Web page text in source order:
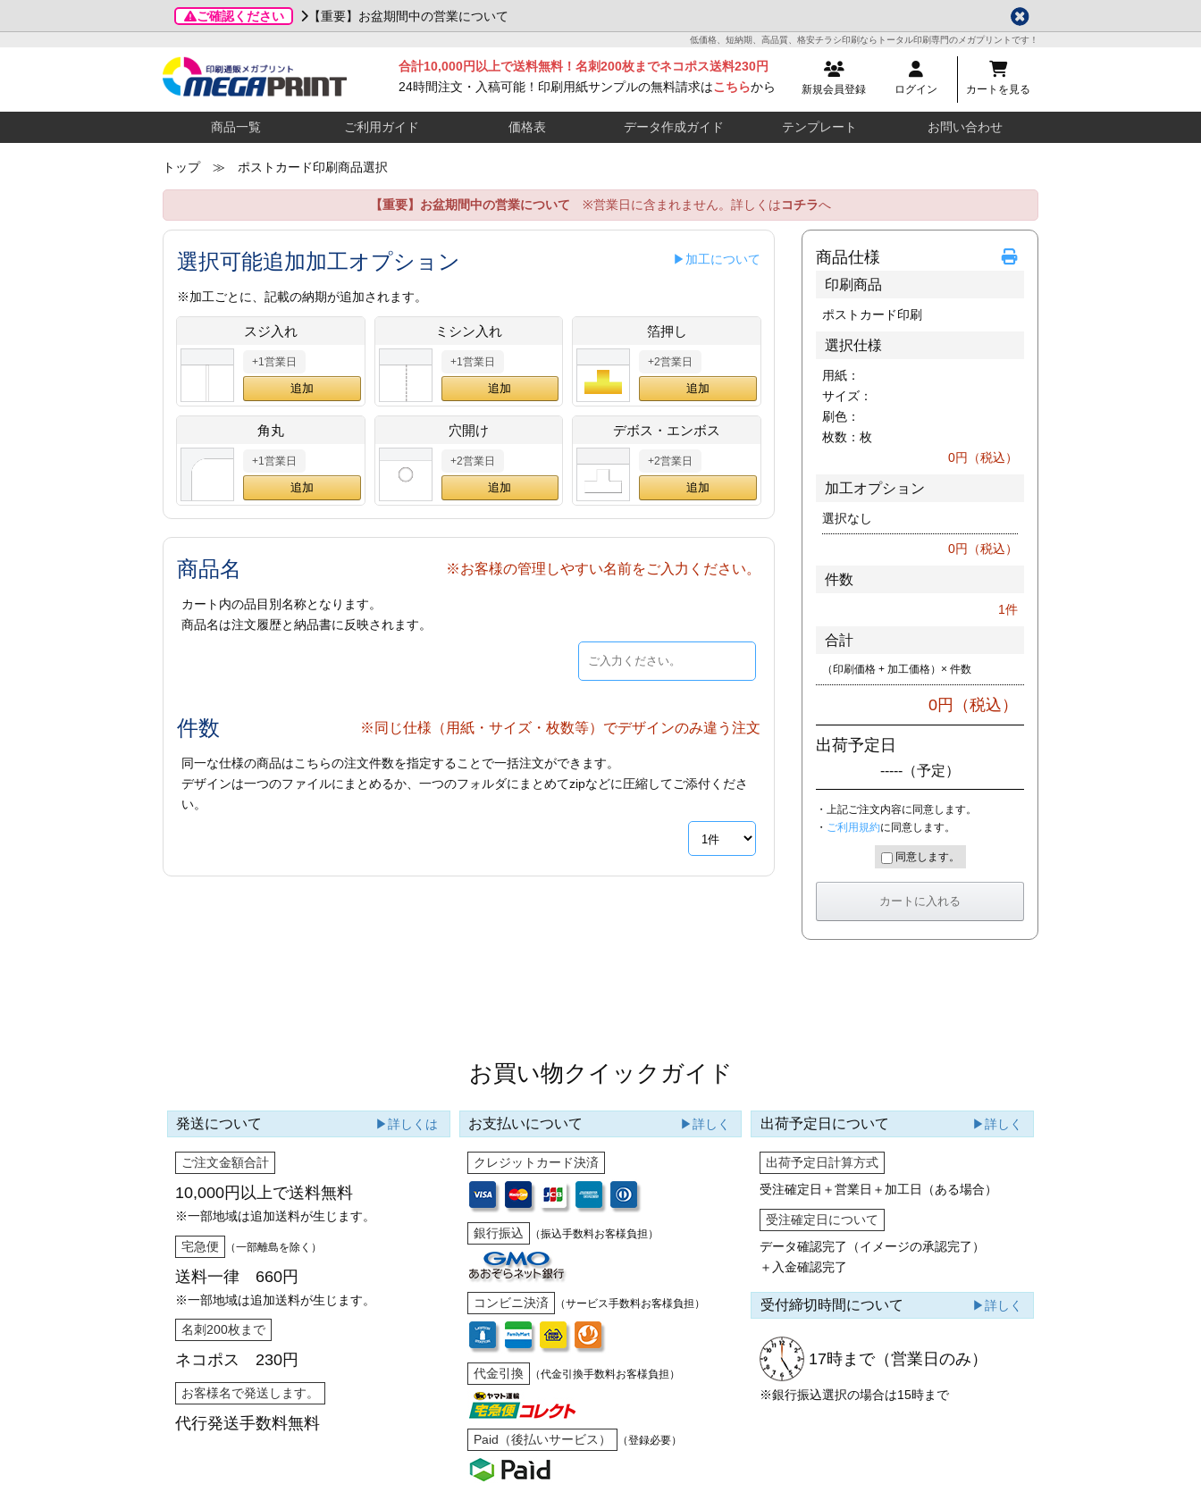
ご確認ください 【重要】お盆期間中の営業について
低価格、短納期、高品質、格安チラシ印刷ならトータル印刷専門のメガプリントです！
新規会員登録 ログイン カートを見る
合計10,000円以上で送料無料！名刺200枚までネコポス送料230円
24時間注文・入稿可能！印刷用紙サンプルの無料請求はこちらから
商品一覧 ご利用ガイド 価格表 データ作成ガイド テンプレート お問い合わせ
トップ≫ ポストカード印刷商品選択
【重要】お盆期間中の営業について ※営業日に含まれません。詳しくはコチラへ
選択可能追加加工オプション ▶加工について
※加工ごとに、記載の納期が追加されます。
スジ入れ
+1営業日
ミシン入れ
+1営業日
箔押し
+2営業日
角丸
+1営業日
穴開け
+2営業日
デボス・エンボス
+2営業日
商品名 ※お客様の管理しやすい名前をご入力ください。
カート内の品目別名称となります。
商品名は注文履歴と納品書に反映されます。
件数 ※同じ仕様（用紙・サイズ・枚数等）でデザインのみ違う注文
同一な仕様の商品はこちらの注文件数を指定することで一括注文ができます。
デザインは一つのファイルにまとめるか、一つのフォルダにまとめてzipなどに圧縮してご添付くださ
い。
商品仕様
印刷商品
ポストカード印刷
選択仕様
用紙：
サイズ：
刷色：
枚数： 枚
0円（税込）
加工オプション
選択なし
0円（税込）
件数
1件
合計
（印刷価格 + 加工価格）× 件数
0円（税込）
出荷予定日
----- （予定）
・上記ご注文内容に同意します。
・ ご利用規約に同意します。
同意します。
お買い物クイックガイド
発送について ▶詳しくは
ご注文金額合計
10,000円以上で送料無料
※一部地域は追加送料が生じます。
宅急便 （一部離島を除く）
送料一律 660円
※一部地域は追加送料が生じます。
名刺200枚まで
ネコポス 230円
お客様名で発送します。
代行発送手数料無料
お支払いについて ▶詳しく
クレジットカード決済
銀行振込 （振込手数料お客様負担）
コンビニ決済 （サービス手数料お客様負担）
代金引換 （代金引換手数料お客様負担）
Paid（後払いサービス） （登録必要）
出荷予定日について ▶詳しく
出荷予定日計算方式
受注確定日＋営業日＋加工日（ある場合）
受注確定日について
データ確認完了（イメージの承認完了）
＋入金確認完了
受付締切時間について ▶詳しく
17時まで（営業日のみ）
※銀行振込選択の場合は15時まで